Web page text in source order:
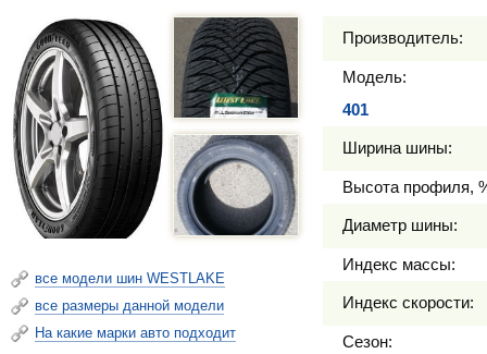
все модели шин WESTLAKE
все размеры данной модели
На какие марки авто подходит
Производитель:
Модель:
401
Ширина шины:
Высота профиля,
Диаметр шины:
Индекс массы:
Индекс скорости:
Сезон: